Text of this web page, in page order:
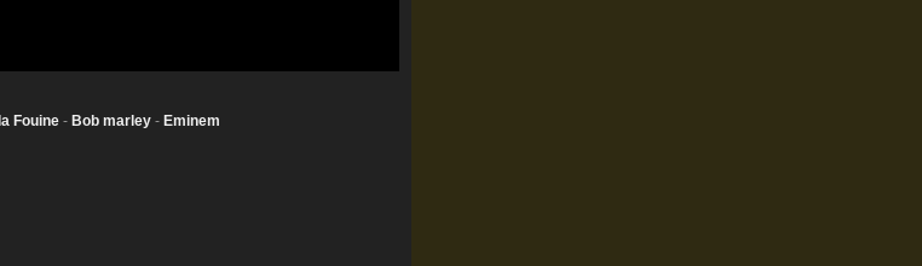
la Fouine - Bob marley - Eminem